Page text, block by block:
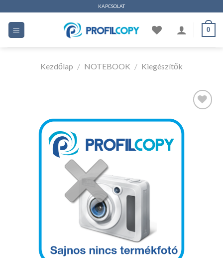
tartalomhoz
KAPCSOLAT
0
Kezdőlap / NOTEBOOK / Kiegészítők
Kedvencekhez